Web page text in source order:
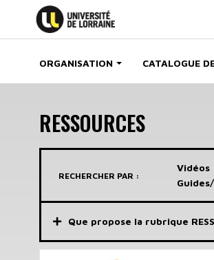
contenu
ORGANISATION CATALOGUE
RESSOURCES
RECHERCHER PAR :
Vidéos
Que propose la rubrique